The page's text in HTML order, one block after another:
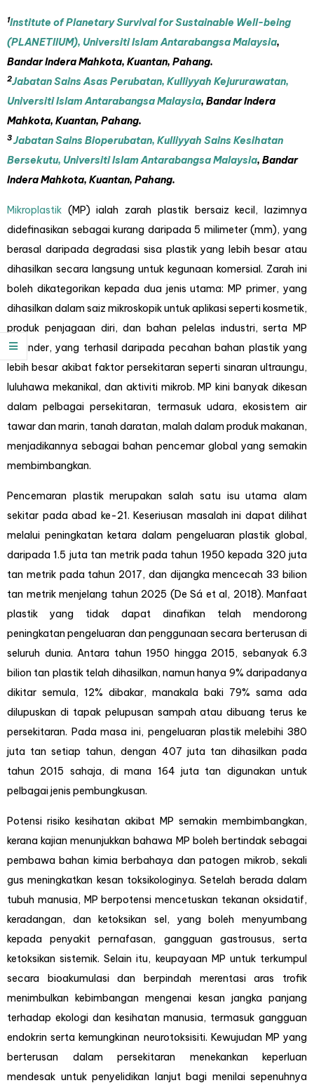
1Institute of Planetary Survival for Sustainable Well-being
(PLANETIIUM), Universiti Islam Antarabangsa Malaysia,
Bandar Indera Mahkota, Kuantan, Pahang.
2Jabatan Sains Asas Perubatan, Kulliyyah Kejururawatan,
Universiti Islam Antarabangsa Malaysia, Bandar Indera
Mahkota, Kuantan, Pahang.
3Jabatan Sains Bioperubatan, Kulliyyah Sains Kesihatan
Bersekutu, Universiti Islam Antarabangsa Malaysia, Bandar
Indera Mahkota, Kuantan, Pahang.
Mikroplastik (MP) ialah zarah plastik bersaiz kecil, lazimnya
didefinasikan sebagai kurang daripada 5 milimeter (mm), yang
berasal daripada degradasi sisa plastik yang lebih besar atau
dihasilkan secara langsung untuk kegunaan komersial. Zarah ini
boleh dikategorikan kepada dua jenis utama: MP primer, yang
dihasilkan dalam saiz mikroskopik untuk aplikasi seperti kosmetik,
produk penjagaan diri, dan bahan pelelas industri, serta MP
sekunder, yang terhasil daripada pecahan bahan plastik yang
lebih besar akibat faktor persekitaran seperti sinaran ultraungu,
luluhawa mekanikal, dan aktiviti mikrob. MP kini banyak dikesan
dalam pelbagai persekitaran, termasuk udara, ekosistem air
tawar dan marin, tanah daratan, malah dalam produk makanan,
menjadikannya sebagai bahan pencemar global yang semakin
membimbangkan.
Pencemaran plastik merupakan salah satu isu utama alam
sekitar pada abad ke-21. Keseriusan masalah ini dapat dilihat
melalui peningkatan ketara dalam pengeluaran plastik global,
daripada 1.5 juta tan metrik pada tahun 1950 kepada 320 juta
tan metrik pada tahun 2017, dan dijangka mencecah 33 bilion
tan metrik menjelang tahun 2025 (De Sá et al, 2018). Manfaat
plastik yang tidak dapat dinafikan telah mendorong
peningkatan pengeluaran dan penggunaan secara berterusan di
seluruh dunia. Antara tahun 1950 hingga 2015, sebanyak 6.3
bilion tan plastik telah dihasilkan, namun hanya 9% daripadanya
dikitar semula, 12% dibakar, manakala baki 79% sama ada
dilupuskan di tapak pelupusan sampah atau dibuang terus ke
persekitaran. Pada masa ini, pengeluaran plastik melebihi 380
juta tan setiap tahun, dengan 407 juta tan dihasilkan pada
tahun 2015 sahaja, di mana 164 juta tan digunakan untuk
pelbagai jenis pembungkusan.
Potensi risiko kesihatan akibat MP semakin membimbangkan,
kerana kajian menunjukkan bahawa MP boleh bertindak sebagai
pembawa bahan kimia berbahaya dan patogen mikrob, sekali
gus meningkatkan kesan toksikologinya. Setelah berada dalam
tubuh manusia, MP berpotensi mencetuskan tekanan oksidatif,
keradangan, dan ketoksikan sel, yang boleh menyumbang
kepada penyakit pernafasan, gangguan gastrousus, serta
ketoksikan sistemik. Selain itu, keupayaan MP untuk terkumpul
secara bioakumulasi dan berpindah merentasi aras trofik
menimbulkan kebimbangan mengenai kesan jangka panjang
terhadap ekologi dan kesihatan manusia, termasuk gangguan
endokrin serta kemungkinan neurotoksisiti. Kewujudan MP yang
berterusan dalam persekitaran menekankan keperluan
mendesak untuk penyelidikan lanjut bagi menilai sepenuhnya